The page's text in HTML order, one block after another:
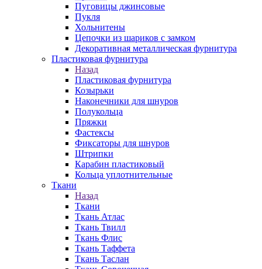
Пуговицы джинсовые
Пукля
Хольнитены
Цепочки из шариков с замком
Декоративная металлическая фурнитура
Пластиковая фурнитура
Назад
Пластиковая фурнитура
Козырьки
Наконечники для шнуров
Полукольца
Пряжки
Фастексы
Фиксаторы для шнуров
Штрипки
Карабин пластиковый
Кольца уплотнительные
Ткани
Назад
Ткани
Ткань Атлас
Ткань Твилл
Ткань Флис
Ткань Таффета
Ткань Таслан